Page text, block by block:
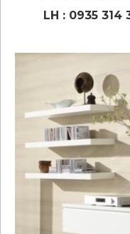
LH : 0935 314